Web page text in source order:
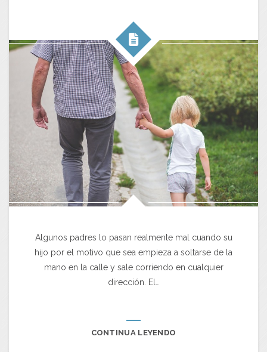
Algunos padres lo pasan realmente mal cuando su
hijo por el motivo que sea empieza a soltarse de la
mano en la calle y sale corriendo en cualquier
dirección. El…
CONTINUA LEYENDO